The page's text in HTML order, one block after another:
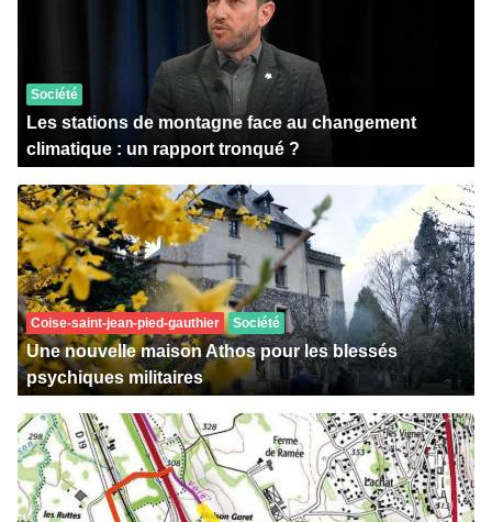
Société
Les stations de montagne face au changement
climatique : un rapport tronqué ?
Coise-saint-jean-pied-gauthier Société
Une nouvelle maison Athos pour les blessés
psychiques militaires